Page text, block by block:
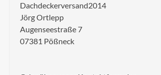
Dachdeckerversand2014
Jörg Ortlepp
Augenseestraße 7
07381 Pößneck